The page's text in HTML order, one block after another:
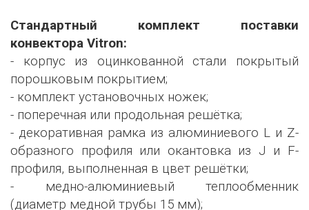
Стандартный комплект поставки
конвектора Vitron:
- корпус из оцинкованной стали покрытый
порошковым покрытием;
- комплект установочных ножек;
- поперечная или продольная решётка;
- декоративная рамка из алюминиевого L и Z-
образного профиля или окантовка из J и F-
профиля, выполненная в цвет решётки;
- медно-алюминиевый теплообменник
(диаметр медной трубы 15 мм);